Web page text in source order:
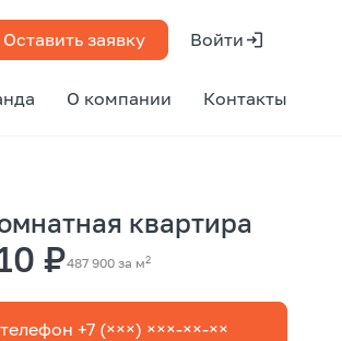
Оставить заявку Войти
О компании Контакты
квартира
₽487 900 за м2
+7 (×××) ×××-××-××